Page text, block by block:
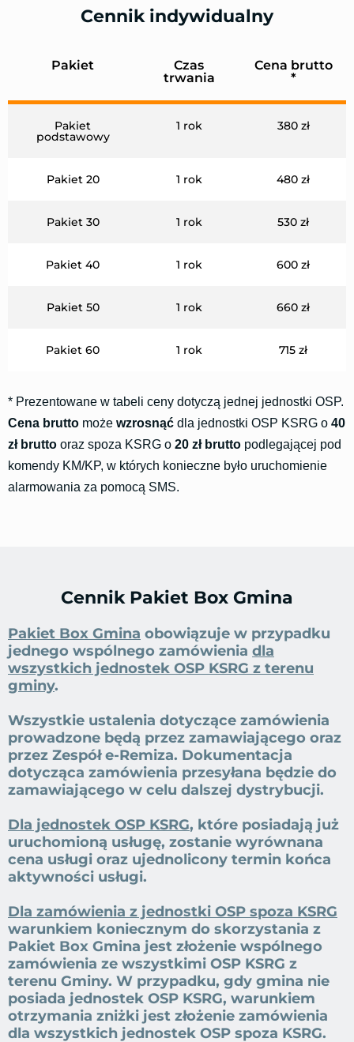
Cennik indywidualny
Pakiet
Czas
trwania
Cena brutto
*
Pakiet
podstawowy
1 rok 380 zł
Pakiet 20 1 rok 480 zł
Pakiet 30 1 rok 530 zł
Pakiet 40 1 rok 600 zł
Pakiet 50 1 rok 660 zł
Pakiet 60 1 rok 715 zł
* Prezentowane w tabeli ceny dotyczą jednej jednostki OSP.
Cena brutto może wzrosnąć dla jednostki OSP KSRG o 40
zł brutto oraz spoza KSRG o 20 zł brutto podlegającej pod
komendy KM/KP, w których konieczne było uruchomienie
alarmowania za pomocą SMS.
Cennik Pakiet Box Gmina
Pakiet Box Gmina obowiązuje w przypadku
jednego wspólnego zamówienia dla
wszystkich jednostek OSP KSRG z terenu
gminy.
Wszystkie ustalenia dotyczące zamówienia
prowadzone będą przez zamawiającego oraz
przez Zespół e-Remiza. Dokumentacja
dotycząca zamówienia przesyłana będzie do
zamawiającego w celu dalszej dystrybucji.
Dla jednostek OSP KSRG, które posiadają już
uruchomioną usługę, zostanie wyrównana
cena usługi oraz ujednolicony termin końca
aktywności usługi.
Dla zamówienia z jednostki OSP spoza KSRG
warunkiem koniecznym do skorzystania z
Pakiet Box Gmina jest złożenie wspólnego
zamówienia ze wszystkimi OSP KSRG z
terenu Gminy. W przypadku, gdy gmina nie
posiada jednostek OSP KSRG, warunkiem
otrzymania zniżki jest złożenie zamówienia
dla wszystkich jednostek OSP spoza KSRG.